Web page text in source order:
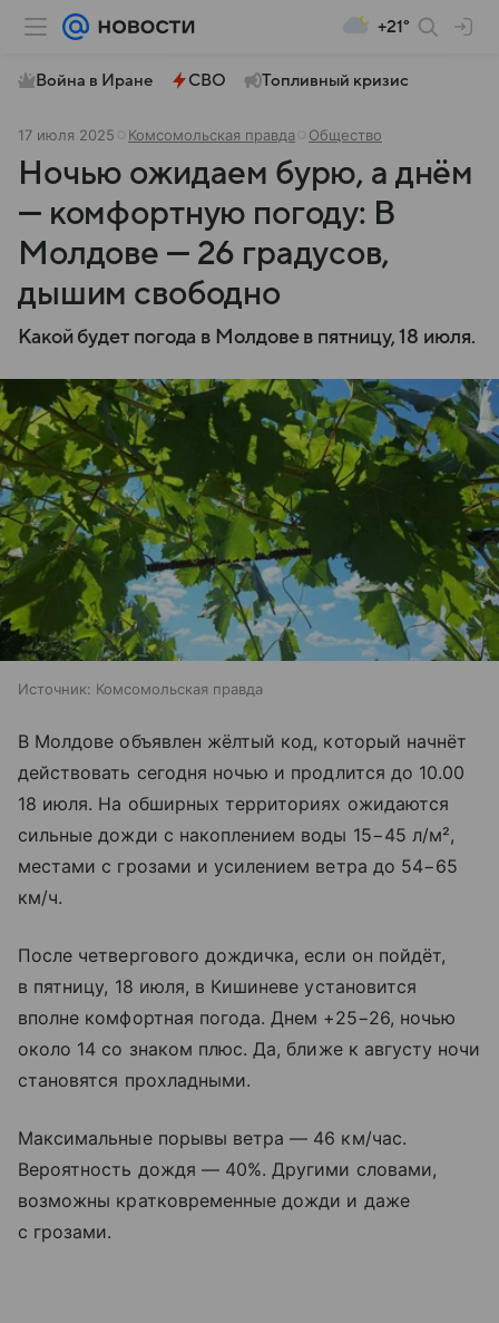
+21°
Война в Иране СВО Топливный кризис
17 июля 2025 Комсомольская правда Общество
Ночью ожидаем бурю, а днём
— комфортную погоду: В
Молдове — 26 градусов,
дышим свободно
Какой будет погода в Молдове в пятницу, 18 июля.
Источник: Комсомольская правда
В Молдове объявлен жёлтый код, который начнёт
действовать сегодня ночью и продлится до 10.00
18 июля. На обширных территориях ожидаются
сильные дожди с накоплением воды 15−45 л/м²,
местами с грозами и усилением ветра до 54−65
км/ч.
После четвергового дождичка, если он пойдёт,
в пятницу, 18 июля, в Кишиневе установится
вполне комфортная погода. Днем +25−26, ночью
около 14 со знаком плюс. Да, ближе к августу ночи
становятся прохладными.
Максимальные порывы ветра — 46 км/час.
Вероятность дождя — 40%. Другими словами,
возможны кратковременные дожди и даже
с грозами.